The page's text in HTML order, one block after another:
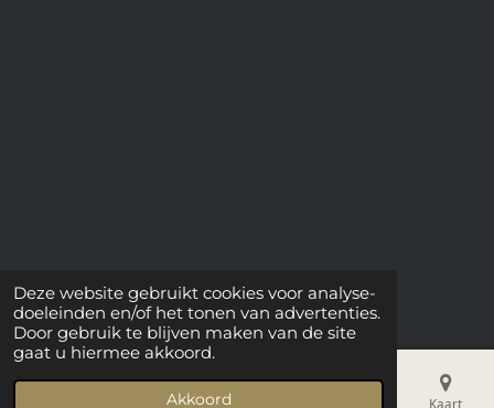
Deze website gebruikt cookies voor analyse-
doeleinden en/of het tonen van advertenties.
Door gebruik te blijven maken van de site
gaat u hiermee akkoord.
AkkoordTelefoonnummer Kaart